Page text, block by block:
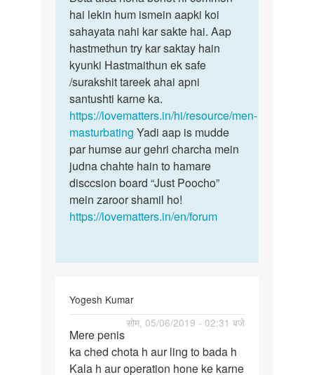
mujhe
hr
hmesa
sex
krne
ka…
by
mohit
kumar
aisa
hona
bohot
hi…
hai lekin hum ismein aapki koi
sahayata nahi kar sakte hai. Aap
hastmethun try kar saktay hain
kyunki Hastmaithun ek safe
/surakshit tareek ahai apni
santushti karne ka.
https://lovematters.in/hi/resource/men-
masturbating Yadi aap is mudde
par humse aur gehri charcha mein
judna chahte hain to hamare
disccsion board “Just Poocho”
mein zaroor shamil ho!
https://lovematters.in/en/forum
Yogesh Kumar
सोम, 05/06/2019 - 02:31 बजे
Mere
penis
ka
Mere penis
ka ched chota h aur ling to bada h
Kala h aur operation hone ke karne